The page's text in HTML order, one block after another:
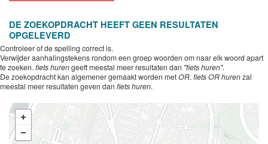
DE ZOEKOPDRACHT HEEFT GEEN RESULTATEN
OPGELEVERD
Controleer of de spelling correct is.
Verwijder aanhalingstekens rondom een groep woorden om naar elk woord apart
te zoeken. fiets hurengeeft meestal meer resultaten dan "fiets huren".
De zoekopdracht kan algemener gemaakt worden metOR. fiets OR hurenzal
meestal meer resultaten geven dan fiets huren.